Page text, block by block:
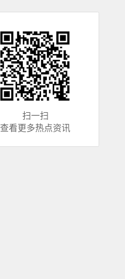
扫一扫
查看更多热点资讯